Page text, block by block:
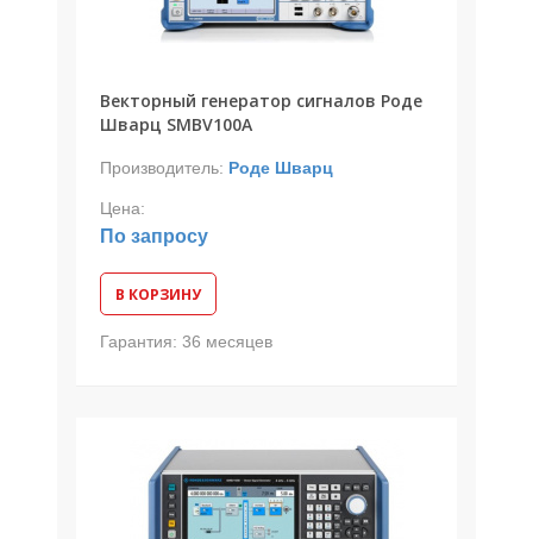
Векторный генератор сигналов Роде
Шварц SMBV100A
Производитель: Роде Шварц
Цена:
По запросу
В КОРЗИНУ
Гарантия: 36 месяцев